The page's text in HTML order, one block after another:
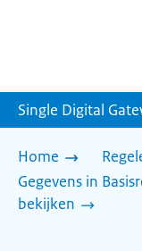
Single Digital
Home
Gegevens in
bekijken